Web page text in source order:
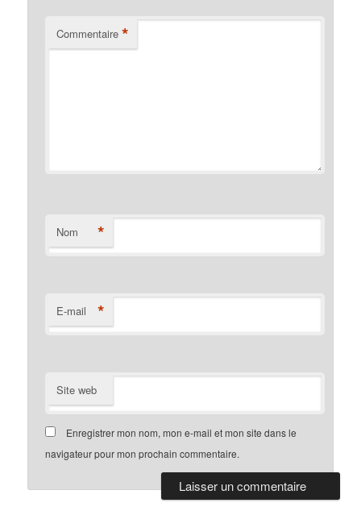
Commentaire *
Nom *
E-mail *
Site web
Enregistrer mon nom, mon e-mail et mon site dans le
navigateur pour mon prochain commentaire.